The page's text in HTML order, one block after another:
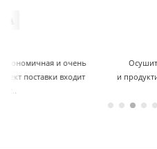
Осушитель воздуха Hatller
и продуктивный осушитель из